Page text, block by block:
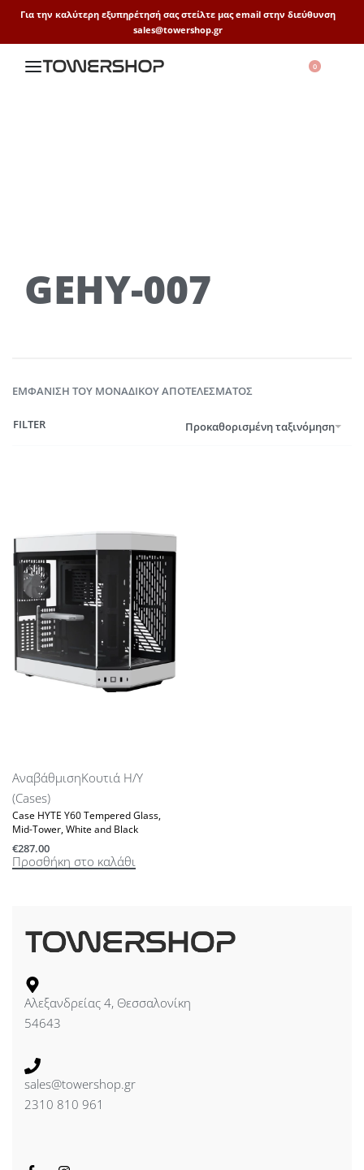
Για την καλύτερη εξυπηρέτησή σας στείλτε μας email στην διεύθυνση
sales@towershop.gr
0
GEHY-007
ΕΜΦΆΝΙΣΗ ΤΟΥ ΜΟΝΑΔΙΚΟΎ ΑΠΟΤΕΛΈΣΜΑΤΟΣ
Προκαθορισμένη ταξινόμηση
FILTER
ΑναβάθμισηΚουτιά Η/Υ
(Cases)
Case HYTE Y60 Tempered Glass,
Mid-Tower, White and Black
€287.00
Προσθήκη στο καλάθι
Αλεξανδρείας 4, Θεσσαλονίκη
54643
sales@towershop.gr
2310 810 961